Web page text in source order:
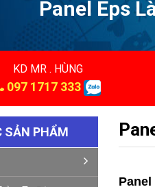
Panel Eps
KD MR . HÙNG
097 1717 333
SẢN PHẨM